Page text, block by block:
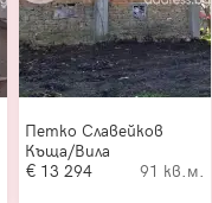
Петко Славейков
Къща/Вила
13 294
91 кв.м.